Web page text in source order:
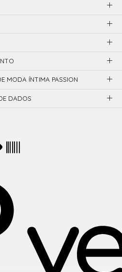
MODA ÍNTIMA PASSION
DADOS